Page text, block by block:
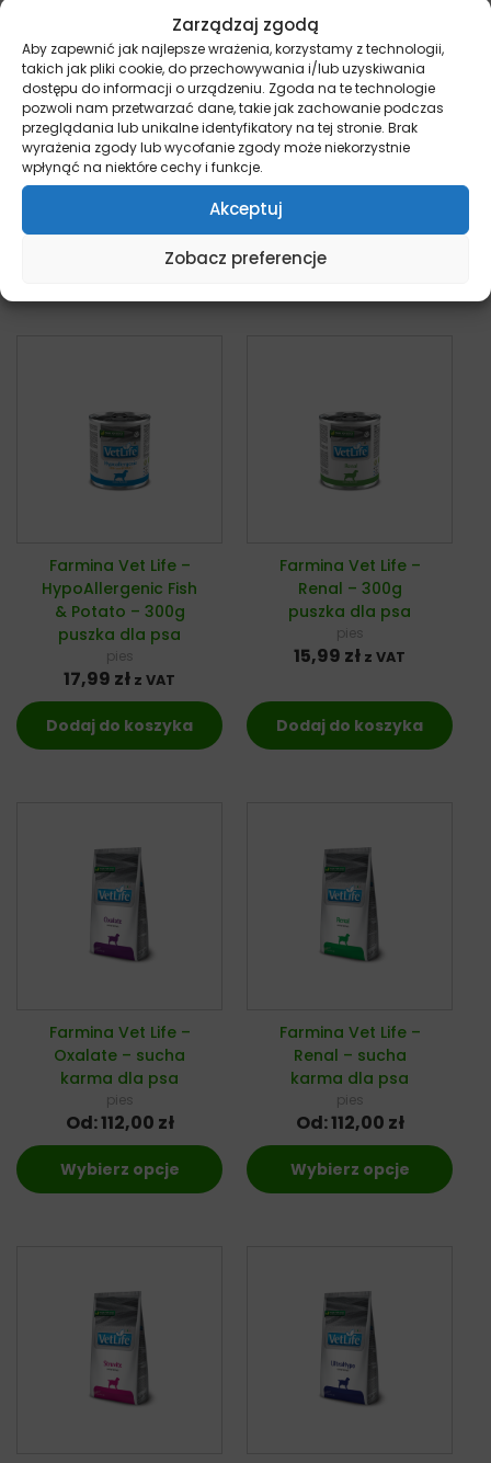
Zarządzaj zgodą
Aby zapewnić jak najlepsze wrażenia, korzystamy z technologii,
takich jak pliki cookie, do przechowywania i/lub uzyskiwania
dostępu do informacji o urządzeniu. Zgoda na te technologie
pozwoli nam przetwarzać dane, takie jak zachowanie podczas
przeglądania lub unikalne identyfikatory na tej stronie. Brak
wyrażenia zgody lub wycofanie zgody może niekorzystnie
wpłynąć na niektóre cechy i funkcje.
Akceptuj
Zobacz preferencje
Farmina Vet Life –
Gastrointestinal –
sucha karma dla
psa
pies
Wybierz opcje
Farmina Vet Life –
Gastrointestinal –
300g puszka dla
pies
Dodaj do koszyka
Farmina Vet Life –
HypoAllergenic Fish
& Potato – 300g
puszka dla psa
pies
17,99 zł z VAT
Dodaj do koszyka
Farmina Vet Life –
Renal – 300g
puszka dla psa
pies
15,99 zł z VAT
Dodaj do koszyka
Farmina Vet Life –
Oxalate – sucha
karma dla psa
pies
Od:112,00 zł
Wybierz opcje
Farmina Vet Life –
Renal – sucha
karma dla psa
pies
Od:112,00 zł
Wybierz opcje